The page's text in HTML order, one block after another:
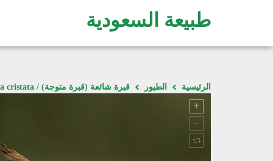
طبيعة السعودية
الرئيسية الطيور قبرة شائعة (قبرة متوجة) / Galerida cristata